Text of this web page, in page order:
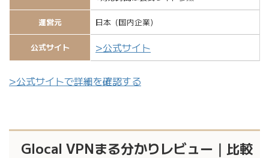
運営元 日本（国内企業）
公式サイト >公式サイト
>公式サイトで詳細を確認する
Glocal VPNまる分かりレビュー｜比較